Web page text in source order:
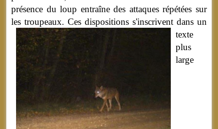
présence du loup entraîne des attaques répétées sur
les troupeaux.Ces dispositions s'inscrivent dans un
texte
plus
large